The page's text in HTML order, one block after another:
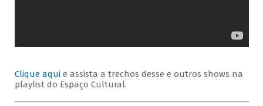
Clique aquie assista a trechos desse e outros shows na
playlist do Espaço Cultural.